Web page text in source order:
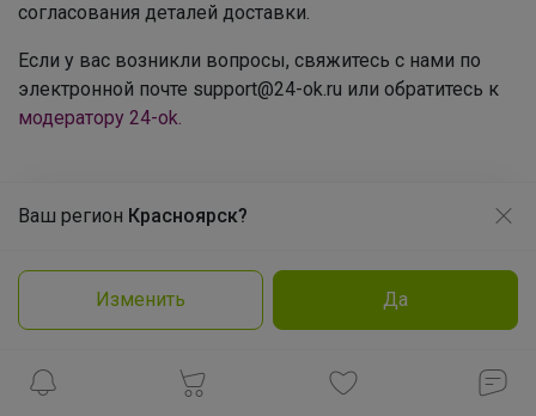
Ваш регион Красноярск?
Изменить Да
согласования деталей доставки.
Если у вас возникли вопросы, свяжитесь с нами по
электронной почте support@24-ok.ru или обратитесь к
модератору 24-ok.
Как сделать заказ?
Как получить?
Доставка
Продолжая использовать этот сайт и нажимая кнопку
Принять